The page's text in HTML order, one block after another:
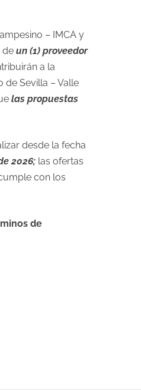
– IMCA y
de un (1) proveedor
a la
Sevilla – Valle
las propuestas
desde la fecha
2026; las ofertas
con los
de